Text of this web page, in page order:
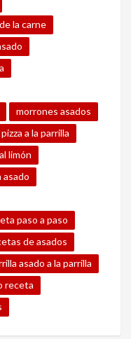
la carne
morrones asados
pizza a la parrilla
limón
paso a paso
de asados
asado a la parrilla
receta